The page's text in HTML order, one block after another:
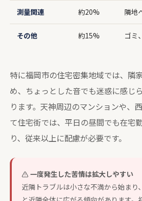
測量関連 約20% 隣地
その他 約15% ゴミ
特に福岡市の住宅密集地域では、隣
め、ちょっとした音でも迷惑に感じ
ります。天神周辺のマンションや、
て住宅街では、平日の昼間でも在宅
り、従来以上に配慮が必要です。
一度発生した苦情は拡大しやすい
近隣トラブルは小さな不満から始まり